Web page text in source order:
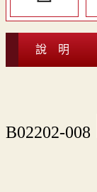
說 明
B02202-008